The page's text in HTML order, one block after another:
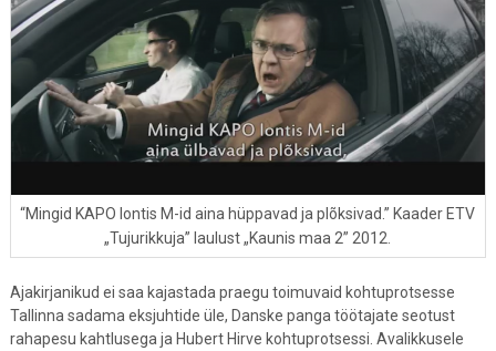
“Mingid KAPO lontis M-id aina hüppavad ja plõksivad.” Kaader ETV
„Tujurikkuja” laulust „Kaunis maa 2” 2012.
Ajakirjanikud ei saa kajastada praegu toimuvaid kohtuprotsesse
Tallinna sadama eksjuhtide üle, Danske panga töötajate seotust
rahapesu kahtlusega ja Hubert Hirve kohtuprotsessi. Avalikkusele